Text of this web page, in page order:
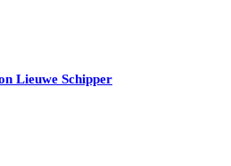
Lieuwe Schipper